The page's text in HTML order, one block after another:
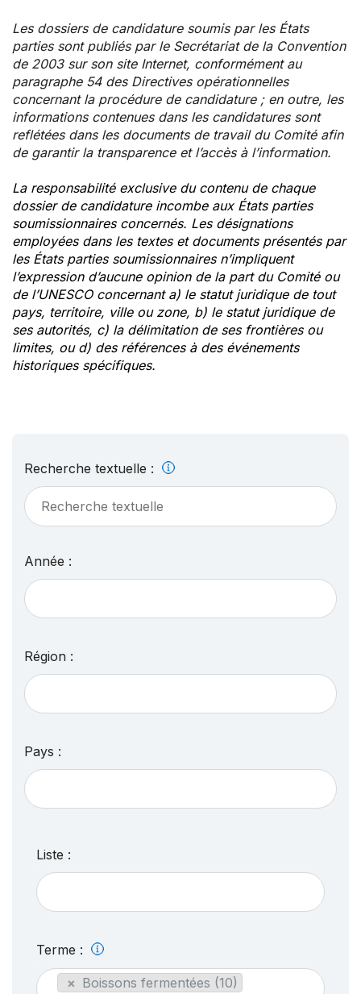
Les dossiers de candidature soumis par les États
parties sont publiés par le Secrétariat de la Convention
de 2003 sur son site Internet, conformément au
paragraphe 54 des Directives opérationnelles
concernant la procédure de candidature ; en outre, les
informations contenues dans les candidatures sont
reflétées dans les documents de travail du Comité afin
de garantir la transparence et l’accès à l’information.
La responsabilité exclusive du contenu de chaque
dossier de candidature incombe aux États parties
soumissionnaires concernés. Les désignations
employées dans les textes et documents présentés par
les États parties soumissionnaires n’impliquent
l’expression d’aucune opinion de la part du Comité ou
de l’UNESCO concernant a) le statut juridique de tout
pays, territoire, ville ou zone, b) le statut juridique de
ses autorités, c) la délimitation de ses frontières ou
limites, ou d) des références à des événements
historiques spécifiques.
Recherche textuelle :
Année :
Région :
Pays :
Liste :
Terme :
× Boissons fermentées (10)